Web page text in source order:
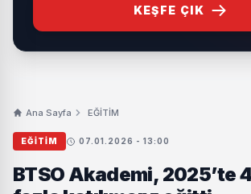
KEŞFE ÇIK
Ana Sayfa EĞİTİM
EĞİTİM 07.01.2026 - 13:00
BTSO Akademi, 2025’te